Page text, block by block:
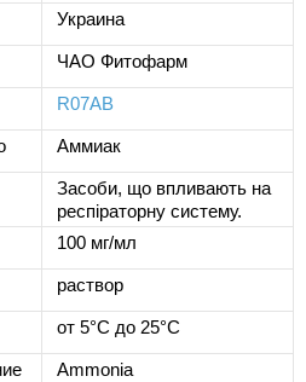
Украина
ЧАО Фитофарм
R07AB
Аммиак
Засоби, що впливають на
респіраторну систему.
100 мг/мл
раствор
от 5°C до 25°C
Ammonia